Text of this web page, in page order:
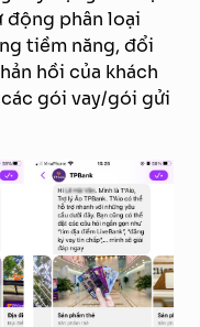
động phân loại
tiềm năng, đổi
hồi của khách
gói vay/gói gửi